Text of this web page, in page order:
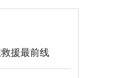
援最前线